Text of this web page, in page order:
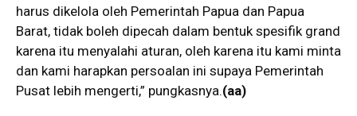
harus dikelola oleh Pemerintah Papua dan Papua
Barat, tidak boleh dipecah dalam bentuk spesifik grand
karena itu menyalahi aturan, oleh karena itu kami minta
dan kami harapkan persoalan ini supaya Pemerintah
Pusat lebih mengerti,” pungkasnya.(aa)